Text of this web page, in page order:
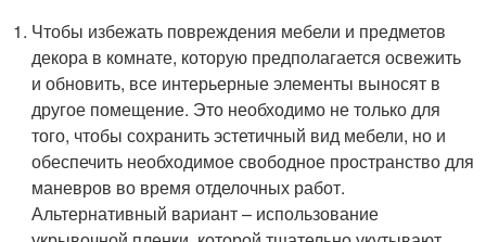
Чтобы избежать повреждения мебели и предметов
декора в комнате, которую предполагается освежить
и обновить, все интерьерные элементы выносят в
другое помещение. Это необходимо не только для
того, чтобы сохранить эстетичный вид мебели, но и
обеспечить необходимое свободное пространство для
маневров во время отделочных работ.
Альтернативный вариант – использование